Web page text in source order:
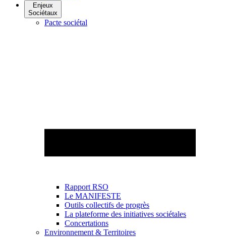
Enjeux
Sociétaux
Pacte sociétal
Rapport RSO
Le MANIFESTE
Outils collectifs de progrès
La plateforme des initiatives sociétales
Concertations
Environnement & Territoires